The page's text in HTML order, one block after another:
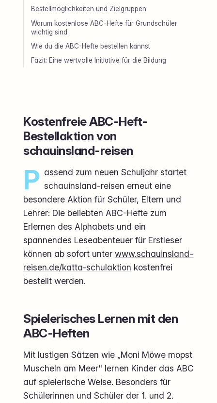
Bestellmöglichkeiten und Zielgruppen
Warum kostenlose ABC-Hefte für Grundschüler
wichtig sind
Wie du die ABC-Hefte bestellen kannst
Fazit: Eine wertvolle Initiative für die Bildung
Kostenfreie ABC-Heft-
Bestellaktion von
schauinsland-reisen
P assend zum neuen Schuljahr startet
schauinsland-reisen erneut eine
besondere Aktion für Schüler, Eltern und
Lehrer: Die beliebten ABC-Hefte zum
Erlernen des Alphabets und ein
spannendes Leseabenteuer für Erstleser
können ab sofort unter www.schauinsland-
reisen.de/katta-schulaktion kostenfrei
bestellt werden.
Spielerisches Lernen mit den
ABC-Heften
Mit lustigen Sätzen wie „Moni Möwe mopst
Muscheln am Meer" lernen Kinder das ABC
auf spielerische Weise. Besonders für
Schülerinnen und Schüler der 1. und 2.